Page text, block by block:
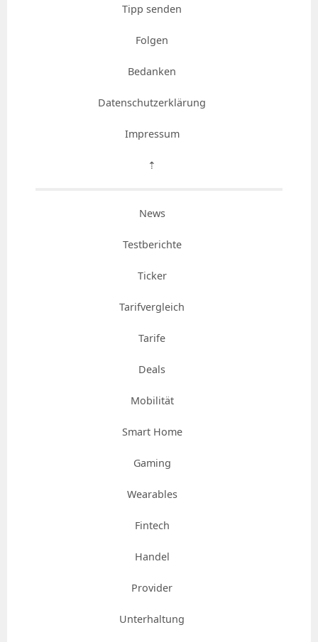
Tipp senden
Folgen
Bedanken
Datenschutzerklärung
Impressum
⇡
News
Testberichte
Ticker
Tarifvergleich
Tarife
Deals
Mobilität
Smart Home
Gaming
Wearables
Fintech
Handel
Provider
Unterhaltung